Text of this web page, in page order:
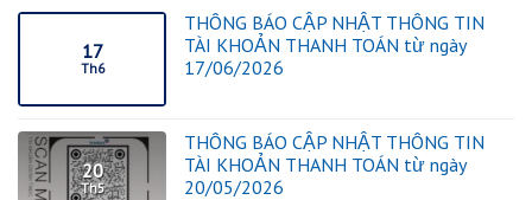
17
Th6
THÔNG BÁO CẬP NHẬT THÔNG TIN
TÀI KHOẢN THANH TOÁN từ ngày
17/06/2026
20
Th5
THÔNG BÁO CẬP NHẬT THÔNG TIN
TÀI KHOẢN THANH TOÁN từ ngày
20/05/2026